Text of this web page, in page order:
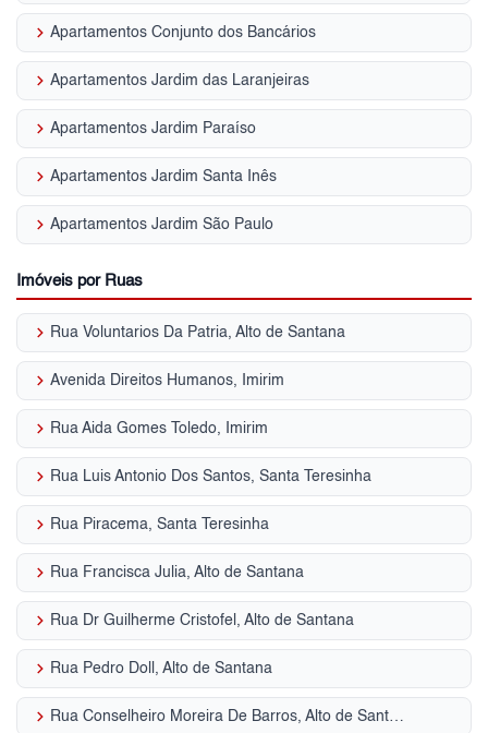
keyboard_arrow_right Apartamentos Conjunto dos Bancários
keyboard_arrow_right Apartamentos Jardim das Laranjeiras
keyboard_arrow_right Apartamentos Jardim Paraíso
keyboard_arrow_right Apartamentos Jardim Santa Inês
keyboard_arrow_right Apartamentos Jardim São Paulo
Imóveis por Ruas
keyboard_arrow_right Rua Voluntarios Da Patria, Alto de Santana
keyboard_arrow_right Avenida Direitos Humanos, Imirim
keyboard_arrow_right Rua Aida Gomes Toledo, Imirim
keyboard_arrow_right Rua Luis Antonio Dos Santos, Santa Teresinha
keyboard_arrow_right Rua Piracema, Santa Teresinha
keyboard_arrow_right Rua Francisca Julia, Alto de Santana
keyboard_arrow_right Rua Dr Guilherme Cristofel, Alto de Santana
keyboard_arrow_right Rua Pedro Doll, Alto de Santana
keyboard_arrow_right Rua Conselheiro Moreira De Barros, Alto de Santana